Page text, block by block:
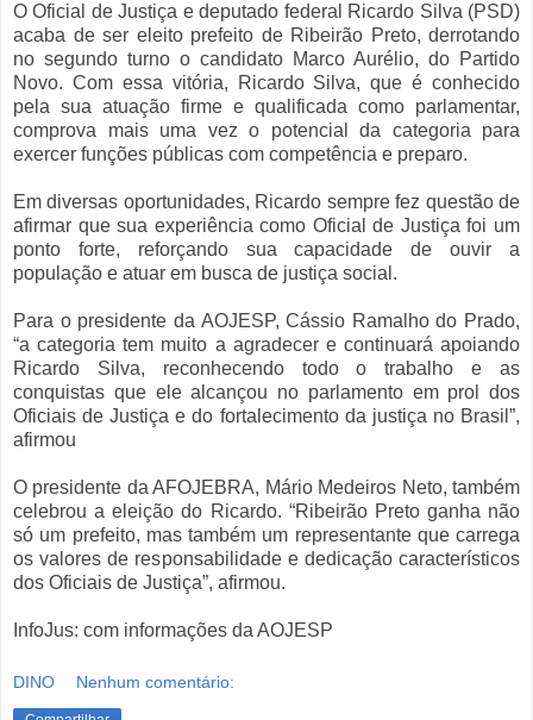
O Oficial de Justiça e deputado federal Ricardo Silva (PSD)
acaba de ser eleito prefeito de Ribeirão Preto, derrotando
no segundo turno o candidato Marco Aurélio, do Partido
Novo. Com essa vitória, Ricardo Silva, que é conhecido
pela sua atuação firme e qualificada como parlamentar,
comprova mais uma vez o potencial da categoria para
exercer funções públicas com competência e preparo.
Em diversas oportunidades, Ricardo sempre fez questão de
afirmar que sua experiência como Oficial de Justiça foi um
ponto forte, reforçando sua capacidade de ouvir a
população e atuar em busca de justiça social.
Para o presidente da AOJESP, Cássio Ramalho do Prado,
“a categoria tem muito a agradecer e continuará apoiando
Ricardo Silva, reconhecendo todo o trabalho e as
conquistas que ele alcançou no parlamento em prol dos
Oficiais de Justiça e do fortalecimento da justiça no Brasil”,
afirmou
O presidente da AFOJEBRA, Mário Medeiros Neto, também
celebrou a eleição do Ricardo. “Ribeirão Preto ganha não
só um prefeito, mas também um representante que carrega
os valores de responsabilidade e dedicação característicos
dos Oficiais de Justiça”, afirmou.
InfoJus: com informações da AOJESP
DINO Nenhum comentário: